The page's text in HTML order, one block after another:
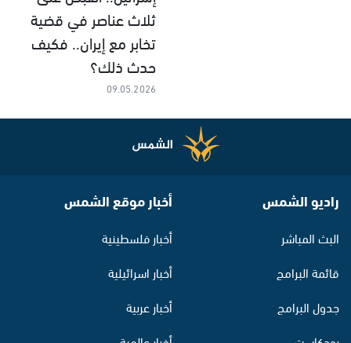
ثلاث عناصر في قضية
تخابر مع إيران.. فكيف
حدث ذلك؟
09.05.2026
راديو الشمس
البث المباشر
قائمة البرامج
جدول البرامج
أخبار موقع الشمس
أخبار فلسطينية
أخبار اسرائيلية
أخبار عربية